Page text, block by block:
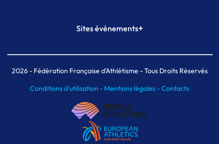
Plateforme Formation
Sites événements+
Meeting de Paris indoor
MAIF Ekiden de Paris
2026- Fédération Française d'Athlétisme - Tous Droits Réservés
Conditions d'utilisation - Mentions légales -Contacts